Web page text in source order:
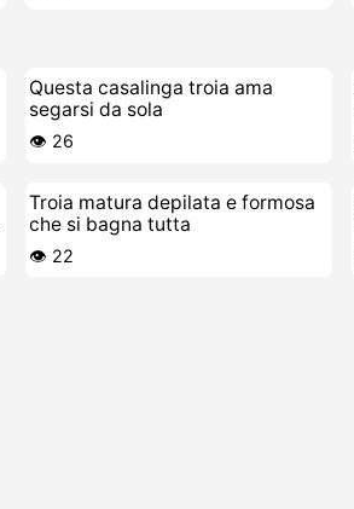
Questa casalinga troia ama
segarsi da sola
👁️ 26
Troia matura depilata e formosa
che si bagna tutta
👁️ 22